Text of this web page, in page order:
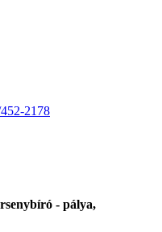
2178
- pálya,